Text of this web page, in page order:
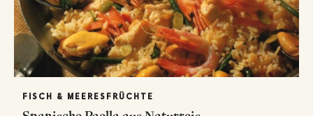
FISCH & MEERESFRÜCHTE